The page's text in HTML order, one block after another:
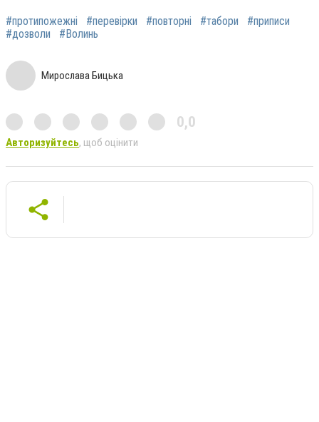
#протипожежні #перевірки #повторні #табори
#приписи
#дозволи
#Волинь
Мирослава Бицька
0,0
Авторизуйтесь, щоб оцінити